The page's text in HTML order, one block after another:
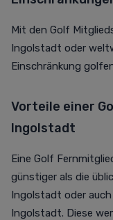
Mit den Golf
Ingolstadt oder
Einschränkung
Vorteile einer
Ingolstadt
Eine Golf
günstiger als die
Ingolstadt oder
Ingolstadt. Diese